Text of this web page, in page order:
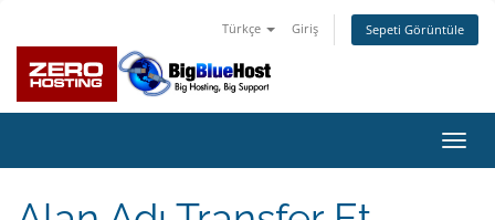
Türkçe Giriş Sepeti Görüntüle